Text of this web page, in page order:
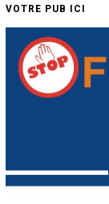
VOTRE PUB ICI